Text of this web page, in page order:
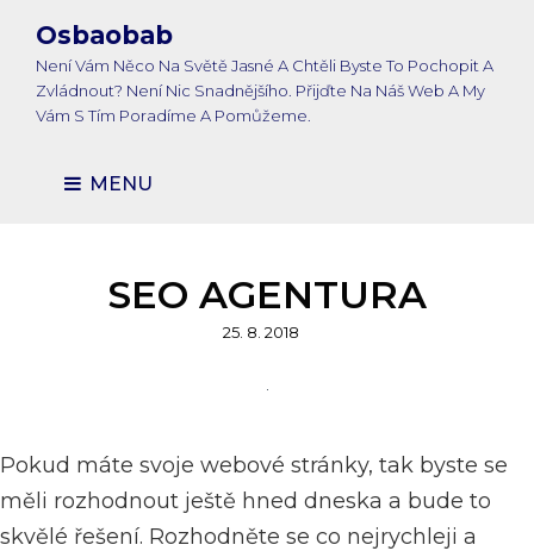
Osbaobab
Není Vám Něco Na Světě Jasné A Chtěli Byste To Pochopit A
Zvládnout? Není Nic Snadnějšího. Přijďte Na Náš Web A My
Vám S Tím Poradíme A Pomůžeme.
MENU
SEO AGENTURA
Posted
25. 8. 2018
Pokud máte svoje webové stránky, tak byste se
měli rozhodnout ještě hned dneska a bude to
skvělé řešení. Rozhodněte se co nejrychleji a